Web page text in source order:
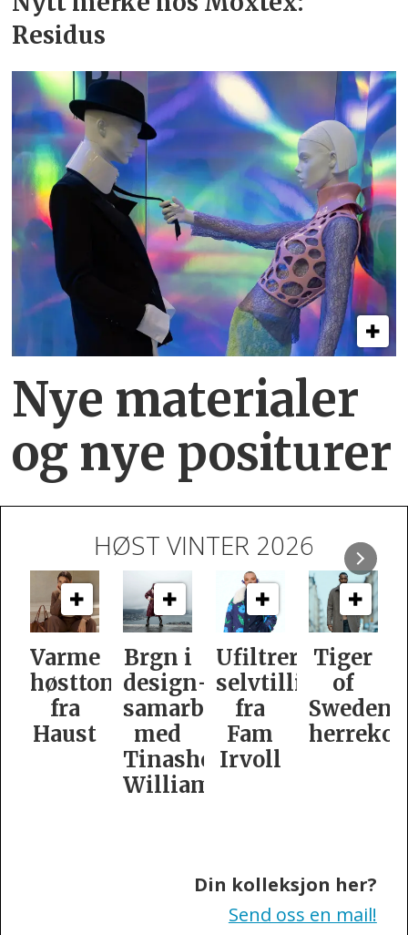
Residus
Nye materialer
og nye positurer
HØST VINTER 2026
Brgn i
design­
samarbeid
med
Williamson
Ufiltrert
selvtillit
fra
Fam
Irvoll
Tiger
of
Swedens
herrekolleksjon
Slik
er
dame­
Din kolleksjon her?
Send oss en mail!